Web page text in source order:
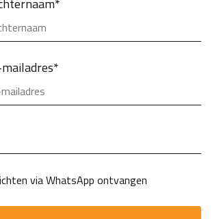
*
*
via WhatsApp ontvangen